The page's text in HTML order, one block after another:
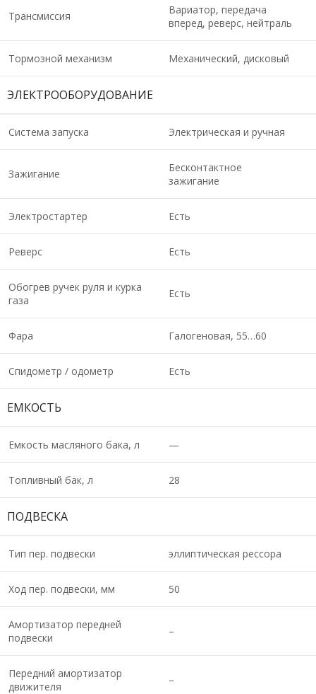
Трансмиссия
Вариатор, передача
вперед, реверс, нейтраль
Тормозной механизм Механический, дисковый
ЭЛЕКТРООБОРУДОВАНИЕ
Система запуска Электрическая и ручная
Зажигание
Бесконтактное
зажигание
Электростартер Есть
Реверс Есть
Обогрев ручек руля и курка
газа
Есть
Фара Галогеновая, 55…60
Спидометр / одометр Есть
ЕМКОСТЬ
Емкость масляного бака, л —
Топливный бак, л 28
ПОДВЕСКА
Тип пер. подвески эллиптическая рессора
Ход пер. подвески, мм 50
Амортизатор передней
подвески
–
Передний амортизатор
движителя
–